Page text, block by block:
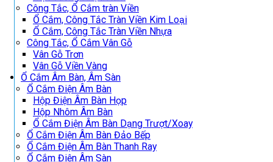
Công Tắc, Ổ Cắm tràn Viền
Ổ Cắm, Công Tắc Tràn Viền Kim Loại
Ổ Cắm, Công Tắc Tràn Viền Nhựa
Công Tắc, Ổ Cắm Vân Gỗ
Vân Gỗ Trơn
Vân Gỗ Viền Vàng
Ổ Cắm Âm Bàn, Âm Sàn
Ổ Cắm Điện Âm Bàn
Hộp Điện Âm Bàn Họp
Hộp Nhôm Âm Bàn
Ổ Cắm Điện Âm Bàn Dạng Trượt/Xoay
Ổ Cắm Điện Âm Bàn Đảo Bếp
Ổ Cắm Điện Âm Bàn Thanh Ray
Ổ Cắm Điện Âm Sàn